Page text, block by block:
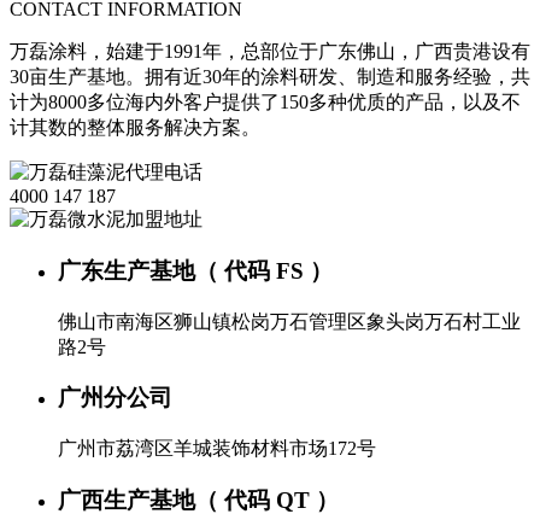
CONTACT INFORMATION
万磊涂料，始建于1991年，总部位于广东佛山，广西贵港设有
30亩生产基地。拥有近30年的涂料研发、制造和服务经验，共
计为8000多位海内外客户提供了150多种优质的产品，以及不
计其数的整体服务解决方案。
4000 147 187
广东生产基地（ 代码 FS ）
佛山市南海区狮山镇松岗万石管理区象头岗万石村工业
路2号
广州分公司
广州市荔湾区羊城装饰材料市场172号
广西生产基地（ 代码 QT ）